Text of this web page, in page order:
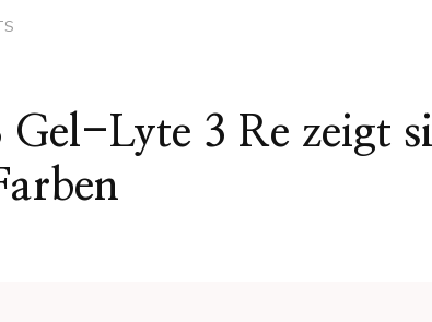
Gel-Lyte 3 Re zeigt